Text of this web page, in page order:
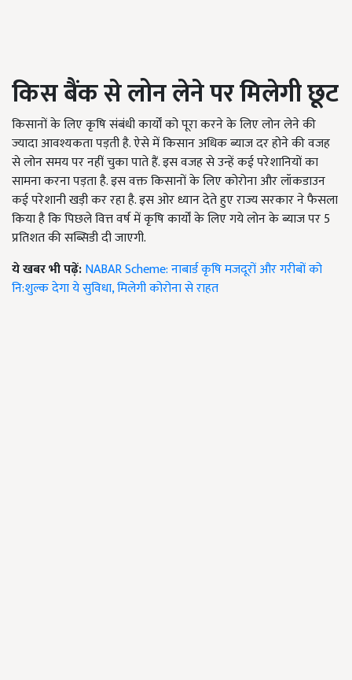
किस बैंक से लोन लेने पर मिलेगी छूट
किसानों के लिए कृषि संबंधी कार्यों को पूरा करने के लिए लोन लेने की
ज्यादा आवश्यकता पड़ती है. ऐसे में किसान अधिक ब्याज दर होने की वजह
से लोन समय पर नहीं चुका पाते हैं. इस वजह से उन्हें कई परेशानियों का
सामना करना पड़ता है. इस वक्त किसानों के लिए कोरोना और लॉकडाउन
कई परेशानी खड़ी कर रहा है. इस ओर ध्यान देते हुए राज्य सरकार ने फैसला
किया है कि पिछले वित्त वर्ष में कृषि कार्यों के लिए गये लोन के ब्याज पर 5
प्रतिशत की सब्सिडी दी जाएगी.
ये खबर भी पढ़ें:NABAR Scheme: नाबार्ड कृषि मजदूरों और गरीबों को
नि:शुल्क देगा ये सुविधा, मिलेगी कोरोना से राहत